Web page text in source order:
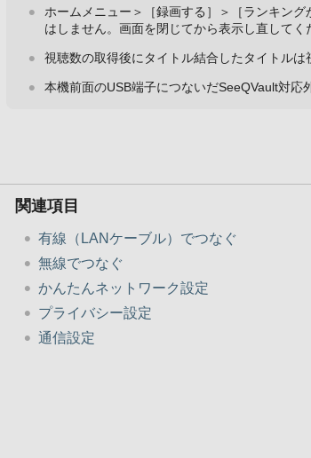
ホームメニュー＞［録画する］＞［ランキン
はしません。画面を閉じてから表示し直してく
視聴数の取得後にタイトル結合したタイトルは
本機前面のUSB端子につないだSeeQVault対応
関連項目
有線（LANケーブル）でつなぐ
無線でつなぐ
かんたんネットワーク設定
プライバシー設定
通信設定